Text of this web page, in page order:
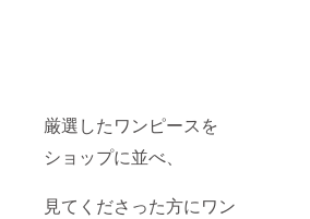
厳選したワンピースを
ショップに並べ、
見てくださった方にワン